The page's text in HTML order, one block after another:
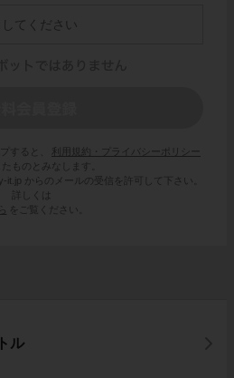
すると、
利用規約・プライバシーポリシー
たものとみなします。
it.jp からのメールの受信を許可して下さい。
詳しくは
をご覧ください。
ル